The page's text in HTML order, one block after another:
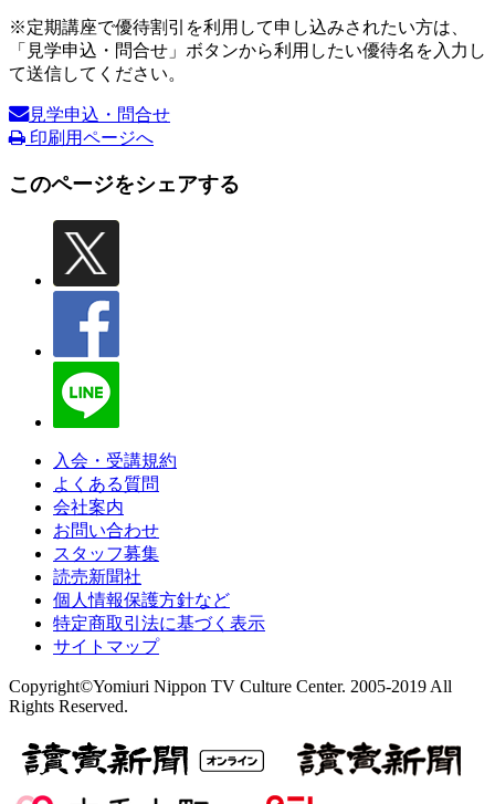
※定期講座で優待割引を利用して申し込みされたい方は、
「見学申込・問合せ」ボタンから利用したい優待名を入力し
て送信してください。
見学申込・問合せ
印刷用ページへ
このページをシェアする
入会・受講規約
よくある質問
会社案内
お問い合わせ
スタッフ募集
読売新聞社
個人情報保護方針など
特定商取引法に基づく表示
サイトマップ
Copyright©Yomiuri Nippon TV Culture Center. 2005-2019 All
Rights Reserved.